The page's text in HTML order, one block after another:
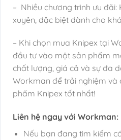
– Nhiều chương trình ưu đãi:
xuyên, đặc biệt dành cho
– Khi chọn mua Knipex tại
đầu tư vào một sản phẩm
chất lượng, giá cả và sự đa
Workman để trải nghiệm và
phẩm Knipex tốt nhất!
Liên hệ ngay với Workman:
Nếu bạn đang tìm kiếm